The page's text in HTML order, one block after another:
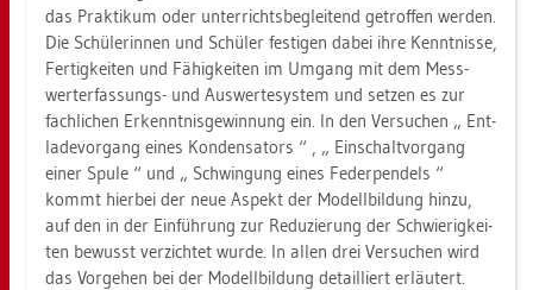
das Prak­ti­kum oder un­ter­richts­be­glei­tend ge­trof­fen wer­den.
Die Schü­le­rin­nen und Schü­ler fes­ti­gen dabei ihre Kennt­nis­se,
Fer­tig­kei­ten und Fä­hig­kei­ten im Um­gang mit dem Mess­
wert­er­fas­sungs- und Aus­wer­te­sys­tem und set­zen es zur
fach­li­chen Er­kennt­nis­ge­win­nung ein. In den Ver­su­chen
Ent­
la­de­vor­gang eines Kon­den­sa­tors
,
Ein­schalt­vor­gang
einer Spule
und
Schwin­gung eines Fe­der­pen­dels
kommt hier­bei der neue As­pekt der Mo­dell­bil­dung hinzu,
auf den in der Ein­füh­rung zur Re­du­zie­rung der Schwie­rig­kei­
ten be­wusst ver­zich­tet wurde. In allen drei Ver­su­chen wird
das Vor­ge­hen bei der Mo­dell­bil­dung de­tail­liert er­läu­tert.